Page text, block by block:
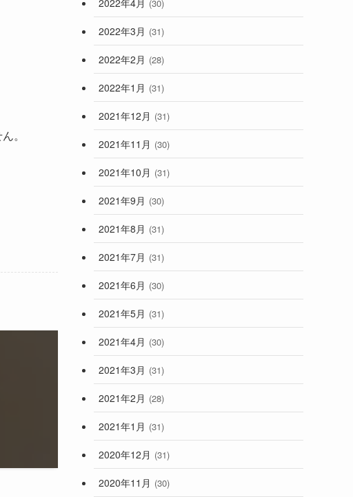
。
(30)
2022年3月 (31)
2022年2月 (28)
2022年1月 (31)
2021年12月 (31)
2021年11月 (30)
2021年10月 (31)
2021年9月 (30)
2021年8月 (31)
2021年7月 (31)
2021年6月 (30)
2021年5月 (31)
2021年4月 (30)
2021年3月 (31)
2021年2月 (28)
2021年1月 (31)
2020年12月 (31)
2020年11月 (30)